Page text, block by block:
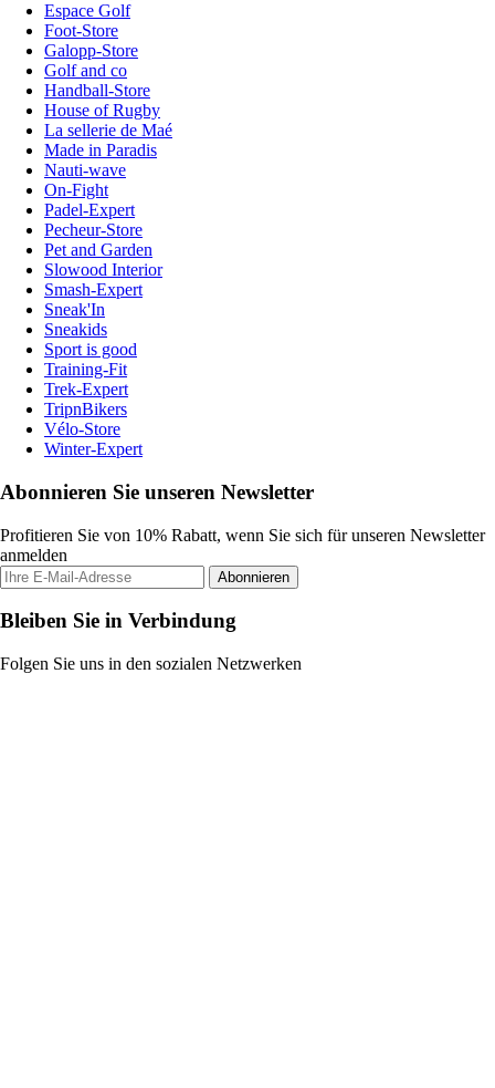
Espace Golf
Foot-Store
Galopp-Store
Golf and co
Handball-Store
House of Rugby
La sellerie de Maé
Made in Paradis
Nauti-wave
On-Fight
Padel-Expert
Pecheur-Store
Pet and Garden
Slowood Interior
Smash-Expert
Sneak'In
Sneakids
Sport is good
Training-Fit
Trek-Expert
TripnBikers
Vélo-Store
Winter-Expert
Abonnieren Sie unseren Newsletter
Profitieren Sie von 10% Rabatt, wenn Sie sich für unseren Newsletter
anmelden
Abonnieren
Bleiben Sie in Verbindung
Folgen Sie uns in den sozialen Netzwerken